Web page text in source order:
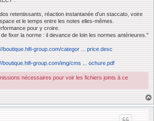
retentissants, réaction instantanée d’un staccato, voire
et le temps entre les notes elles-mêmes.
pour y croire.
fixer la norme : il devance de loin les normes antérieures."
boutique.hifi-group.com/categor ... price.desc
boutique.hifi-group.com/img/cms ... ochure.pdf
nécessaires pour voir les fichiers joints à ce